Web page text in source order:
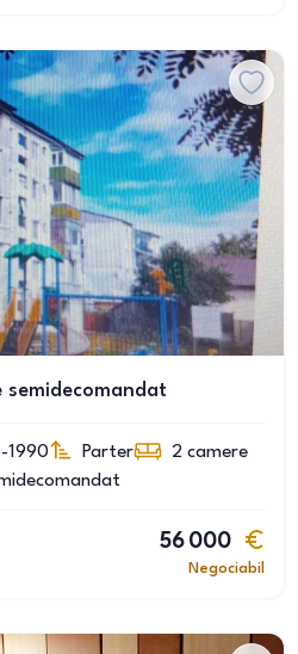
1990 Parter 2 camere
56 000
Negociabil